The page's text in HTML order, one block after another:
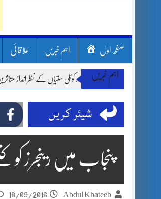
صفحہ اول اہم خبریں علاقائی
اہم خبریں
لینڈ سلائیڈنگ اور کوٹلی ستیاں کے نظر انداز متاثرین
شیئر کریں
پنجاب میں رینجرز
Abdul Khateeb
18/09/2016